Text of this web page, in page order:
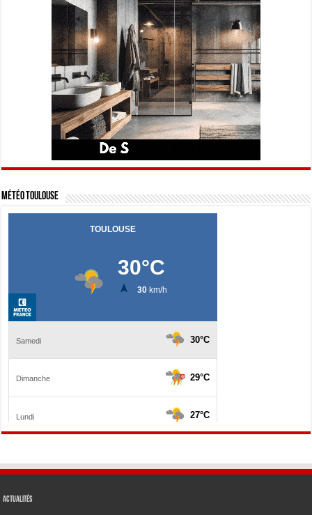
Météo Toulouse
Actualités